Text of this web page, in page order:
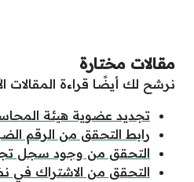
مقالات مختارة
نرشح لك أيضًا قراءة المقالات
تجديد عضوية هيئة
رابط التحقق من الرقم
التحقق من وجود سجل
التحقق من الاشتراك في